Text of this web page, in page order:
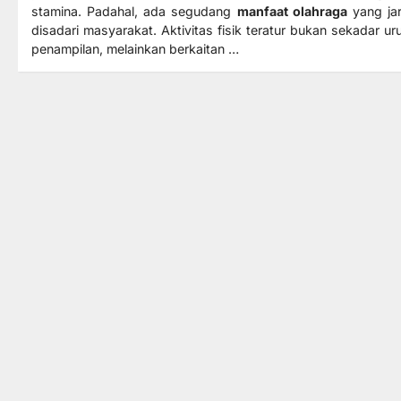
stamina. Padahal, ada segudang manfaat olahragayang
disadari masyarakat. Aktivitas fisik teratur bukan sekadar
penampilan, melainkan berkaitan …